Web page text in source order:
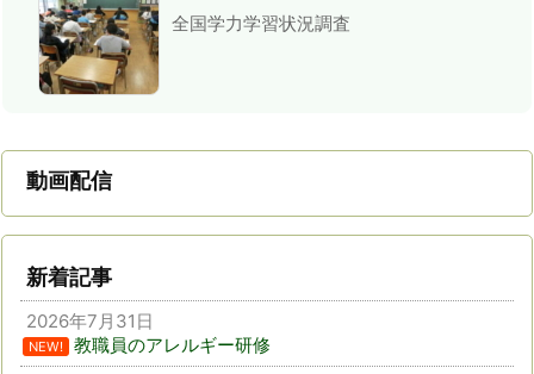
全国学力学習状況調査
動画配信
新着記事
2026年7月31日
NEW!
教職員のアレルギー研修